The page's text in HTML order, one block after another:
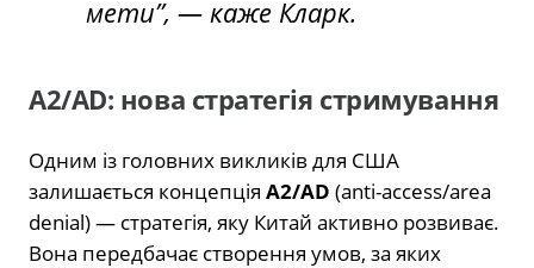
мети”, — каже Кларк.
A2/AD: нова стратегія стримування
Одним із головних викликів для США
залишається концепція A2/AD (anti-access/area
denial) — стратегія, яку Китай активно розвиває.
Вона передбачає створення умов, за яких